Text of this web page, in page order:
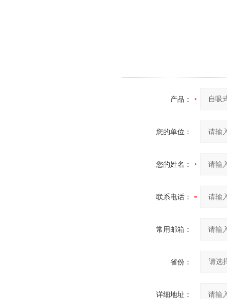
产品：
您的单位：
您的姓名：
联系电话：
常用邮箱：
省份：
详细地址：